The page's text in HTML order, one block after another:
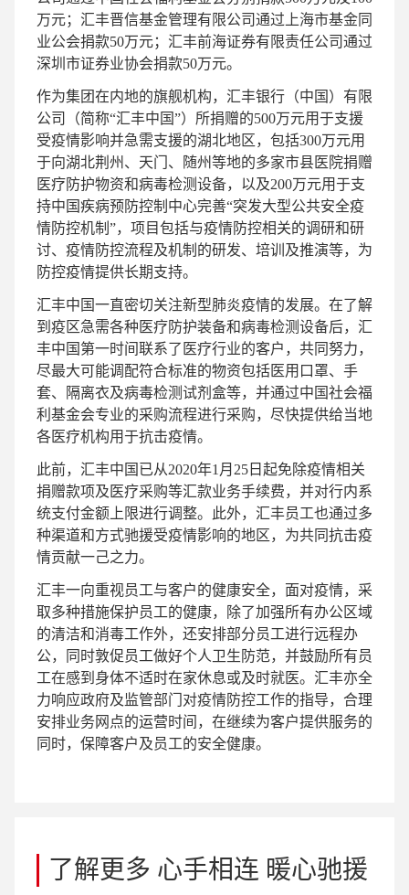
万元；汇丰晋信基金管理有限公司通过上海市基金同
业公会捐款50万元；汇丰前海证券有限责任公司通过
深圳市证券业协会捐款50万元。
作为集团在内地的旗舰机构，汇丰银行（中国）有限
公司（简称“汇丰中国”）所捐赠的500万元用于支援
受疫情影响并急需支援的湖北地区，包括300万元用
于向湖北荆州、天门、随州等地的多家市县医院捐赠
医疗防护物资和病毒检测设备，以及200万元用于支
持中国疾病预防控制中心完善“突发大型公共安全疫
情防控机制”，项目包括与疫情防控相关的调研和研
讨、疫情防控流程及机制的研发、培训及推演等，为
防控疫情提供长期支持。
汇丰中国一直密切关注新型肺炎疫情的发展。在了解
到疫区急需各种医疗防护装备和病毒检测设备后，汇
丰中国第一时间联系了医疗行业的客户，共同努力，
尽最大可能调配符合标准的物资包括医用口罩、手
套、隔离衣及病毒检测试剂盒等，并通过中国社会福
利基金会专业的采购流程进行采购，尽快提供给当地
各医疗机构用于抗击疫情。
此前，汇丰中国已从2020年1月25日起免除疫情相关
捐赠款项及医疗采购等汇款业务手续费，并对行内系
统支付金额上限进行调整。此外，汇丰员工也通过多
种渠道和方式驰援受疫情影响的地区，为共同抗击疫
情贡献一己之力。
汇丰一向重视员工与客户的健康安全，面对疫情，采
取多种措施保护员工的健康，除了加强所有办公区域
的清洁和消毒工作外，还安排部分员工进行远程办
公，同时敦促员工做好个人卫生防范，并鼓励所有员
工在感到身体不适时在家休息或及时就医。汇丰亦全
力响应政府及监管部门对疫情防控工作的指导，合理
安排业务网点的运营时间，在继续为客户提供服务的
同时，保障客户及员工的安全健康。
了解更多 心手相连 暖心驰援